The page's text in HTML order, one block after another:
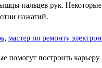
пальцев рук.
нажатий.
, мастер по ремонту